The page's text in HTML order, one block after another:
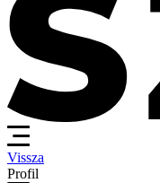
Vissza
Profil